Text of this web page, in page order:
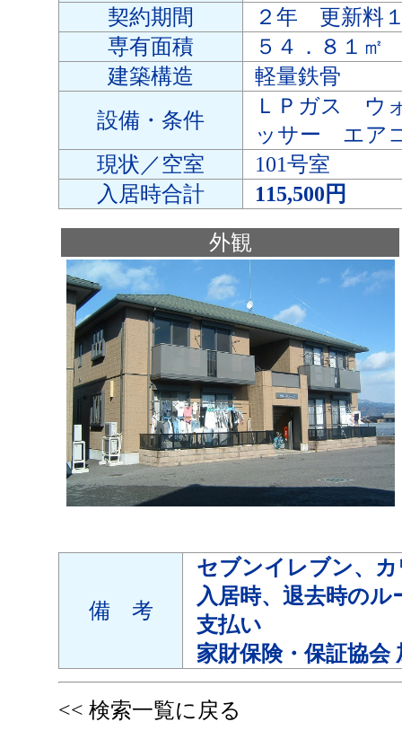
契約期間
２年 更新料
専有面積
５４．８１㎡
建築構造
軽量鉄骨
設備・条件
ＬＰガス ウ
ッサー エア
現状／空室
101号室
入居時合計
115,500円
外観
備 考
セブンイレブン、
入居時、退去時の
支払い
家財保険・保証協会
<< 検索一覧に戻る